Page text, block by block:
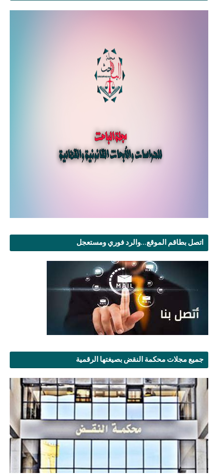
اتصل بطاقم الموقع...والرد فوري ومستعجل
جميع مجلات محكمة النقض بصيغتها الرقمية